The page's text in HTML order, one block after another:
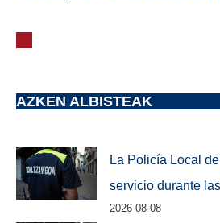
AZKEN ALBISTEAK
La Policía Local
servicio durante
2026-08-08